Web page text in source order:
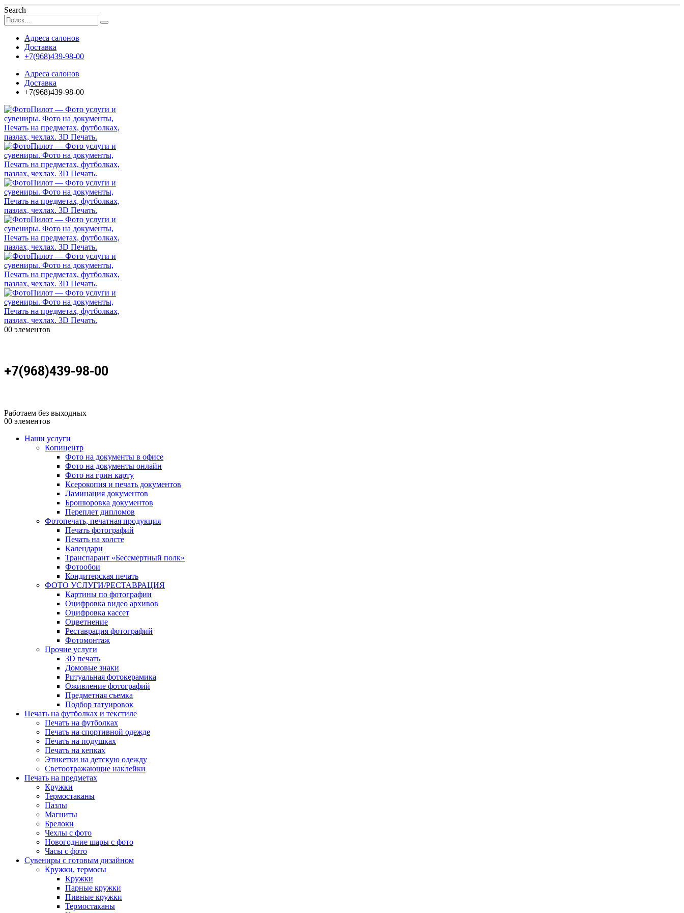
Search
Адреса салонов
Доставка
+7(968)439-98-00
Адреса салонов
Доставка
+7(968)439-98-00
00 элементов
+7(968)439-98-00
Работаем без выходных
00 элементов
Наши услуги
Копицентр
Фото на документы в офисе
Фото на документы онлайн
Фото на грин карту
Ксерокопия и печать документов
Ламинация документов
Брошюровка документов
Переплет дипломов
Фотопечать, печатная продукция
Печать фотографий
Печать на холсте
Календари
Транспарант «Бессмертный полк»
Фотообои
Кондитерская печать
ФОТО УСЛУГИ/РЕСТАВРАЦИЯ
Картины по фотографии
Оцифровка видео архивов
Оцифровка кассет
Оцветнение
Реставрация фотографий
Фотомонтаж
Прочие услуги
3D печать
Домовые знаки
Ритуальная фотокерамика
Оживление фотографий
Предметная съемка
Подбор татуировок
Печать на футболках и текстиле
Печать на футболках
Печать на спортивной одежде
Печать на подушках
Печать на кепках
Этикетки на детскую одежду
Светоотражающие наклейки
Печать на предметах
Кружки
Термостаканы
Пазлы
Магниты
Брелоки
Чехлы с фото
Новогодние шары с фото
Часы с фото
Сувениры с готовым дизайном
Кружки, термосы
Кружки
Парные кружки
Пивные кружки
Термостаканы